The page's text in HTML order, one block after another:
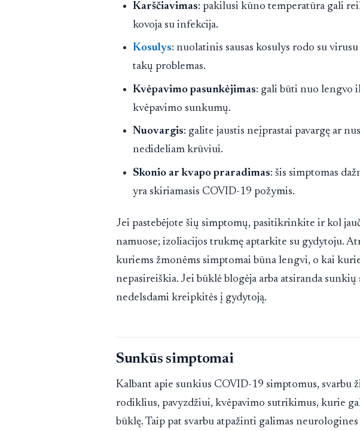
Karščiavimas: pakilusi kūno temperatūra gali
kovoja su infekcija.
Kosulys: nuolatinis sausas kosulys rodo su
takų problemas.
Kvėpavimo pasunkėjimas: gali būti nuo lengvo
kvėpavimo sunkumų.
Nuovargis: galite jaustis neįprastai pavargę ar
nedideliam krūviui.
Skonio ar kvapo praradimas: šis simptomas
yra skiriamasis COVID-19 požymis.
Jei pastebėjote šių simptomų, pasitikrinkite ir kol
namuose; izoliacijos trukmę aptarkite su gydytoju.
kuriems žmonėms simptomai būna lengvi, o kai
nepasireiškia. Jei būklė blogėja arba atsiranda
nedelsdami kreipkitės į gydytoją.
Sunkūs simptomai
Kalbant apie sunkius COVID-19 simptomus, svarbu
rodiklius, pavyzdžiui, kvėpavimo sutrikimus, kurie
būklę. Taip pat svarbu atpažinti galimas